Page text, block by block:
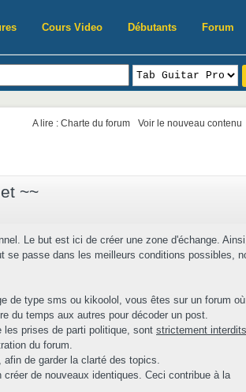
Cours Video Débutants Forum
A lire : Charte du forum Voir le nouveau contenu
~~
Le but est ici de créer une zone d'échange.
se passe dans les meilleurs conditions possibles,
de type sms ou kikoolol, vous êtes sur un forum où
du temps aux autres pour décoder un post.
les prises de parti politique, sont strictement interdits
du forum.
afin de garder la clarté des topics.
de nouveaux identiques. Ceci contribue à la